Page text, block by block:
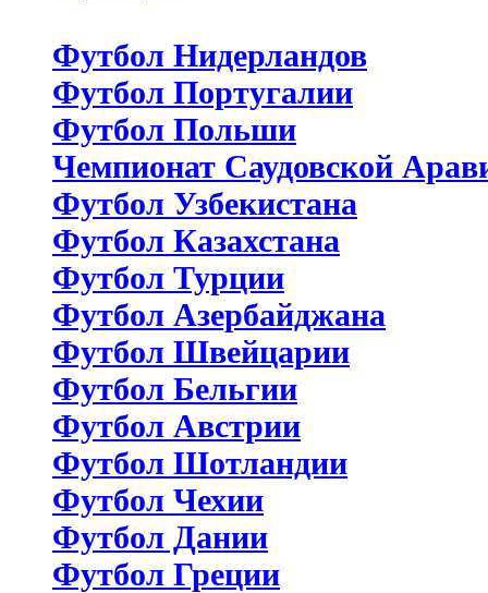
Футбол Нидерландов
Футбол Португалии
Футбол Польши
Чемпионат Саудовской
Футбол Узбекистана
Футбол Казахстана
Футбол Турции
Футбол Азербайджана
Футбол Швейцарии
Футбол Бельгии
Футбол Австрии
Футбол Шотландии
Футбол Чехии
Футбол Дании
Футбол Греции